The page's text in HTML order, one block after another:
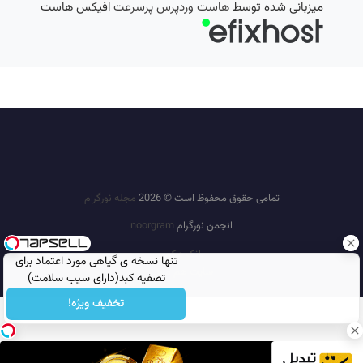
تنها نسخه ی گیاهی مورد اعتماد برای
تصفیه کبد(دارای سیب سلامت)
تخفیف ویژه!
میزبانی شده توسطهاست وردپرس پرسرعتافیکس هاست
تمامی حقوق محفوظ است © 2026
مجله نورگرام
انجمن نورگرام noorgram
بانک عکس
سایت هم معنی